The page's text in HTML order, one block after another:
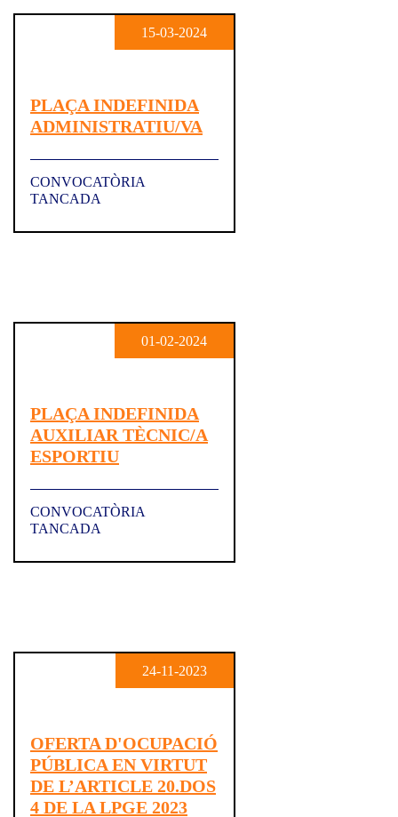
15-03-2024
PLAÇA INDEFINIDA
ADMINISTRATIU/VA
CONVOCATÒRIA
TANCADA
01-02-2024
PLAÇA INDEFINIDA
AUXILIAR TÈCNIC/A
ESPORTIU
CONVOCATÒRIA
TANCADA
24-11-2023
OFERTA D'OCUPACIÓ
PÚBLICA EN VIRTUT
DE L’ARTICLE 20.DOS
4 DE LA LPGE 2023